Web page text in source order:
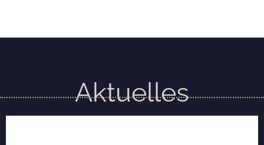
Aktuelles